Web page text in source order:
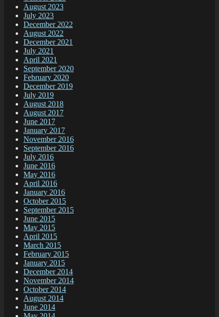
August 2023
July 2023
December 2022
August 2022
December 2021
July 2021
April 2021
September 2020
February 2020
December 2019
July 2019
August 2018
August 2017
June 2017
January 2017
November 2016
September 2016
July 2016
June 2016
May 2016
April 2016
January 2016
October 2015
September 2015
June 2015
May 2015
April 2015
March 2015
February 2015
January 2015
December 2014
November 2014
October 2014
August 2014
June 2014